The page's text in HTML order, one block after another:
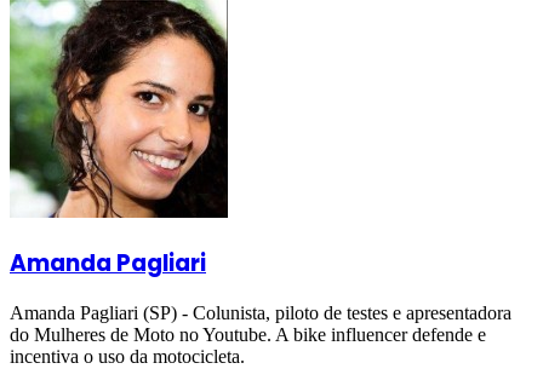
Amanda Pagliari
Amanda Pagliari (SP) - Colunista, piloto de testes e apresentadora
do Mulheres de Moto no Youtube. A bike influencer defende e
incentiva o uso da motocicleta.